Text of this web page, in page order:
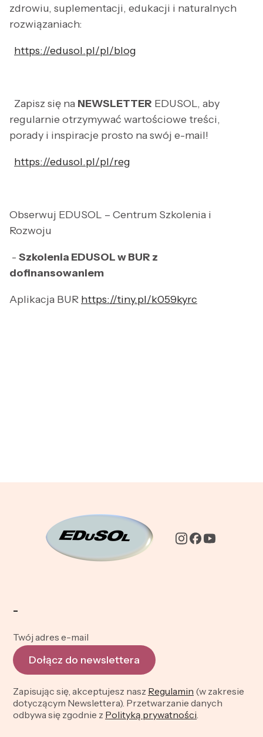
zdrowiu, suplementacji, edukacji i naturalnych
rozwiązaniach:
https://edusol.pl/pl/blog
Zapisz się na NEWSLETTER EDUSOL, aby
regularnie otrzymywać wartościowe treści,
porady i inspiracje prosto na swój e-mail!
https://edusol.pl/pl/reg
Obserwuj EDUSOL – Centrum Szkolenia i
Rozwoju
- Szkolenia EDUSOL w BUR z
dofinansowaniem
Aplikacja BUR https://tiny.pl/k059kyrc
-
Twój adres e-mail
Dołącz do newslettera
Zapisując się, akceptujesz nasz Regulamin (w zakresie
dotyczącym Newslettera). Przetwarzanie danych
odbywa się zgodnie z Polityką prywatności.